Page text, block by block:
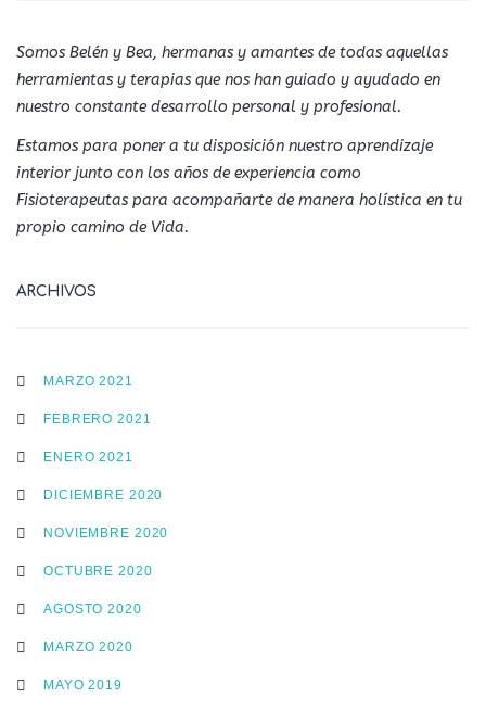
Somos Belén y Bea, hermanas y amantes de todas aquellas
herramientas y terapias que nos han guiado y ayudado en
nuestro constante desarrollo personal y profesional.
Estamos para poner a tu disposición nuestro aprendizaje
interior junto con los años de experiencia como
Fisioterapeutas para acompañarte de manera holística en tu
propio camino de Vida.
ARCHIVOS
MARZO 2021
FEBRERO 2021
ENERO 2021
DICIEMBRE 2020
NOVIEMBRE 2020
OCTUBRE 2020
AGOSTO 2020
MARZO 2020
MAYO 2019